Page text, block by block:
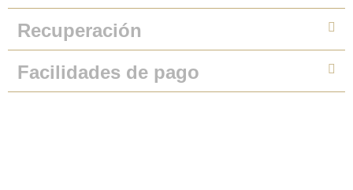
Recuperación
Facilidades de pago